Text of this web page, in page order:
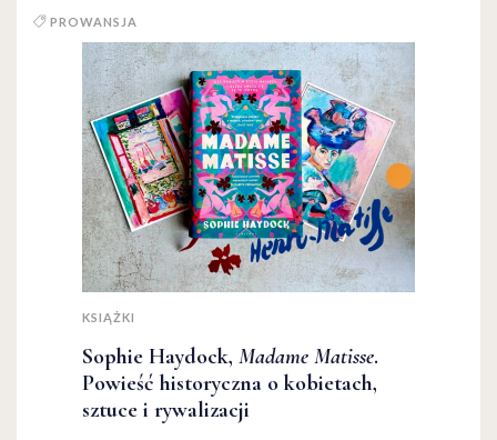
PROWANSJA
KSIĄŻKI
Sophie Haydock, Madame Matisse.
Powieść historyczna o kobietach,
sztuce i rywalizacji